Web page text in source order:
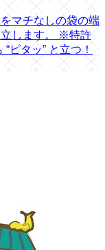
マチなしの袋の端
立します。 ※特許
ピタッ” と立つ！